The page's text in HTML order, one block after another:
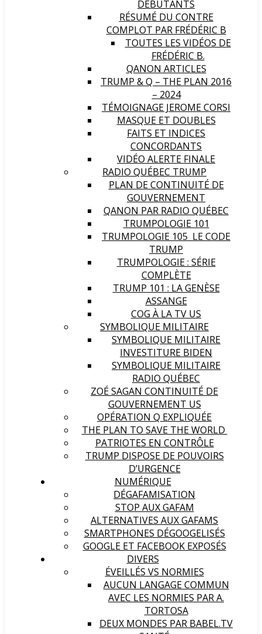
DÉBUTANTS
RÉSUMÉ DU CONTRE
COMPLOT PAR FRÉDÉRIC B
TOUTES LES VIDÉOS DE
FRÉDÉRIC B.
QANON ARTICLES
TRUMP & Q – THE PLAN 2016
– 2024
TÉMOIGNAGE JEROME CORSI
MASQUE ET DOUBLES
FAITS ET INDICES
CONCORDANTS
VIDÉO ALERTE FINALE
RADIO QUÉBEC TRUMP
PLAN DE CONTINUITÉ DE
GOUVERNEMENT
QANON PAR RADIO QUÉBEC
TRUMPOLOGIE 101
TRUMPOLOGIE 105 LE CODE
TRUMP
TRUMPOLOGIE : SÉRIE
COMPLÈTE
TRUMP 101 : LA GENÈSE
ASSANGE
COG À LA TV US
SYMBOLIQUE MILITAIRE
SYMBOLIQUE MILITAIRE
INVESTITURE BIDEN
SYMBOLIQUE MILITAIRE
RADIO QUÉBEC
ZOÉ SAGAN CONTINUITÉ DE
GOUVERNEMENT US
OPÉRATION Q EXPLIQUÉE
THE PLAN TO SAVE THE WORLD
PATRIOTES EN CONTRÔLE
TRUMP DISPOSE DE POUVOIRS
D’URGENCE
NUMÉRIQUE
DÉGAFAMISATION
STOP AUX GAFAM
ALTERNATIVES AUX GAFAMS
SMARTPHONES DÉGOOGELISÉS
GOOGLE ET FACEBOOK EXPOSÉS
DIVERS
ÉVEILLÉS VS NORMIES
AUCUN LANGAGE COMMUN
AVEC LES NORMIES PAR A.
TORTOSA
DEUX MONDES PAR BABEL.TV